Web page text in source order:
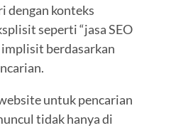
dengan konteks
seperti “jasa SEO
berdasarkan
untuk pencarian
tidak hanya di